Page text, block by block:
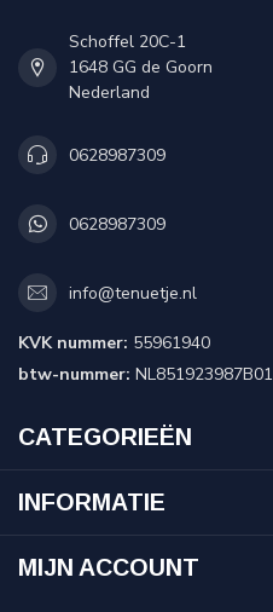
Schoffel 20C-1
1648 GG de Goorn
Nederland
0628987309
0628987309
info@tenuetje.nl
KVK nummer: 55961940
btw-nummer: NL851923987B01
CATEGORIEËN
INFORMATIE
MIJN ACCOUNT